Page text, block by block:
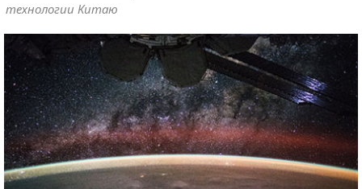
технологии Китаю